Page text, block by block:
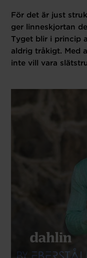
För det är just
ger linneskjortan
Tyget blir i princip
aldrig tråkigt. Med
inte vill vara